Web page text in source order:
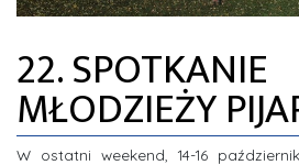
ZDJĘCIA
INFORMACJE
22. SPOTKANIE
MŁODZIEŻY
W ostatni weekend, 14-16